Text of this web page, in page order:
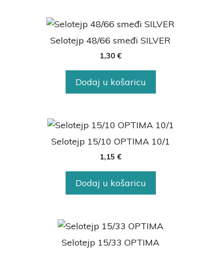
Selotejp 48/66 smeđi SILVER
1,30 €
Dodaj u košaricu
Selotejp 15/10 OPTIMA 10/1
1,15 €
Dodaj u košaricu
Selotejp 15/33 OPTIMA